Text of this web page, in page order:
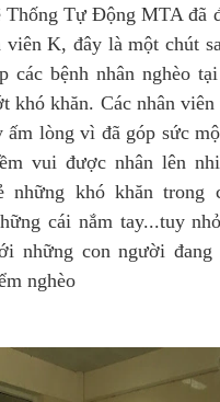
Tự Động MTA đã
viên K, đây là một chút
các bệnh nhân nghèo
khó khăn. Các nhân
ấm lòng vì đã góp sức
vui được nhân lên
những khó khăn trong
cái nắm tay...tuy
những con người đang
nghèo